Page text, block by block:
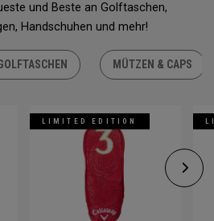
und Beste an Golftaschen,
Handschuhen und mehr!
MÜTZEN & CAPS
LIMITED EDITION